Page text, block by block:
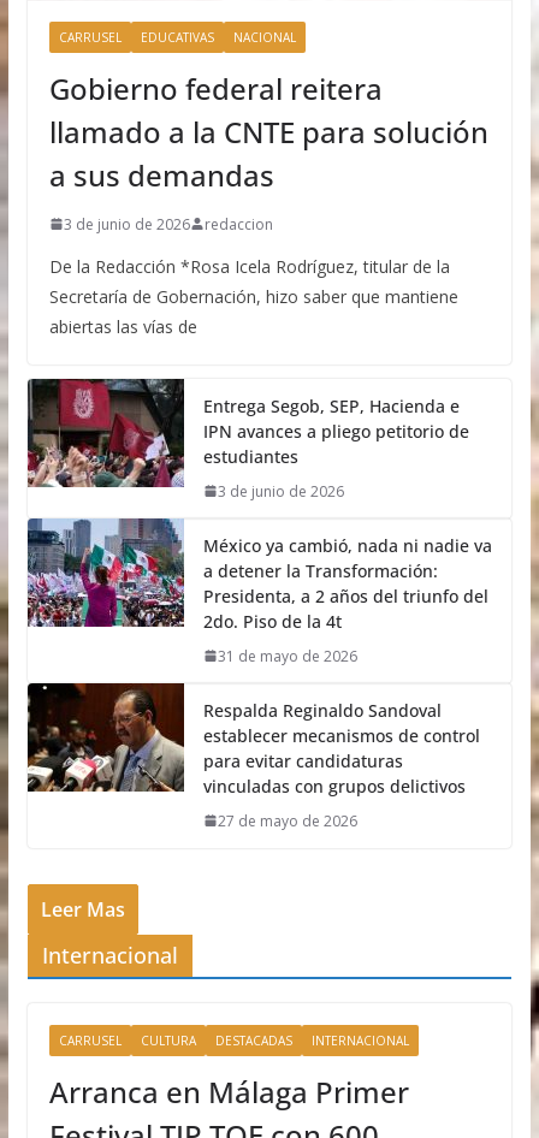
CARRUSEL EDUCATIVAS NACIONAL
Gobierno federal reitera
llamado a la CNTE para solución
a sus demandas
3 de junio de 2026 redaccion
De la Redacción *Rosa Icela Rodríguez, titular de la
Secretaría de Gobernación, hizo saber que mantiene
abiertas las vías de
Entrega Segob, SEP, Hacienda e
IPN avances a pliego petitorio de
estudiantes
3 de junio de 2026
México ya cambió, nada ni nadie va
a detener la Transformación:
Presidenta, a 2 años del triunfo del
2do. Piso de la 4t
31 de mayo de 2026
Respalda Reginaldo Sandoval
establecer mecanismos de control
para evitar candidaturas
vinculadas con grupos delictivos
27 de mayo de 2026
Leer Mas
Internacional
CARRUSEL CULTURA DESTACADAS INTERNACIONAL
Arranca en Málaga Primer